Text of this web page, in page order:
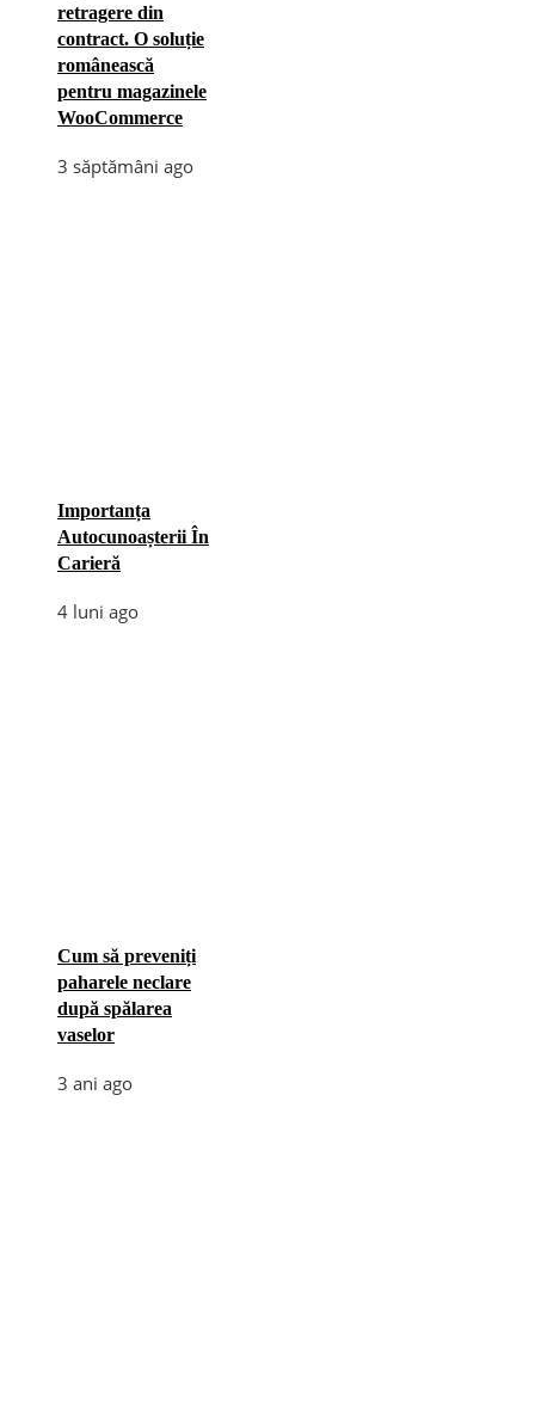
retragere din
contract. O soluție
românească
pentru magazinele
WooCommerce
3 săptămâni ago
Importanța
Autocunoașterii În
Carieră
4 luni ago
Cum să preveniți
paharele neclare
după spălarea
vaselor
3 ani ago